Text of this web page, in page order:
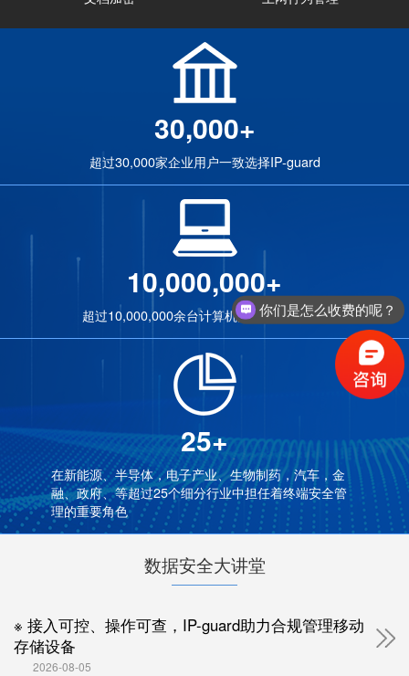
30,000+
超过30,000家企业用户一致选择IP-guard
10,000,000+
超过10,000,000余台计算机同时运行客户端
25+
在新能源、半导体，电子产业、生物制药，汽车，金
融、政府、等超过25个细分行业中担任着终端安全管
理的重要角色
数据安全大讲堂
※ 接入可控、操作可查，IP-guard助力合规管理移动
存储设备
2026-08-05
你们是怎么收费的呢？